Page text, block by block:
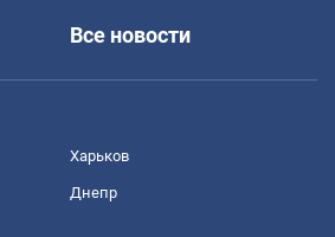
Все новости
Харьков
Днепр